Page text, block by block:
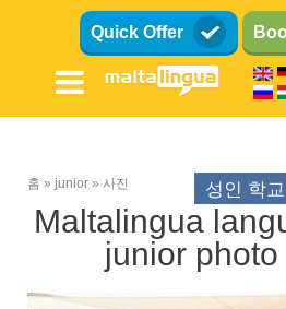
츠
Quick Offer
성인 학교
청소년 (13-
어린이 (8-
이
동
로
홈 junior 사진
Maltalingua
junior